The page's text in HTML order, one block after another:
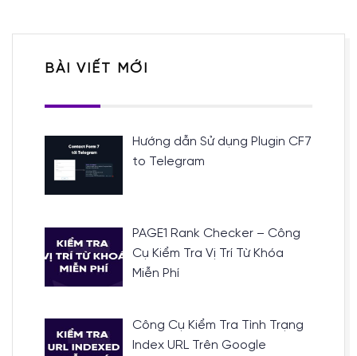
BÀI VIẾT MỚI
Hướng dẫn Sử dụng Plugin CF7
to Telegram
PAGE1 Rank Checker – Công
Cụ Kiểm Tra Vị Trí Từ Khóa
Miễn Phí
Công Cụ Kiểm Tra Tình Trạng
Index URL Trên Google